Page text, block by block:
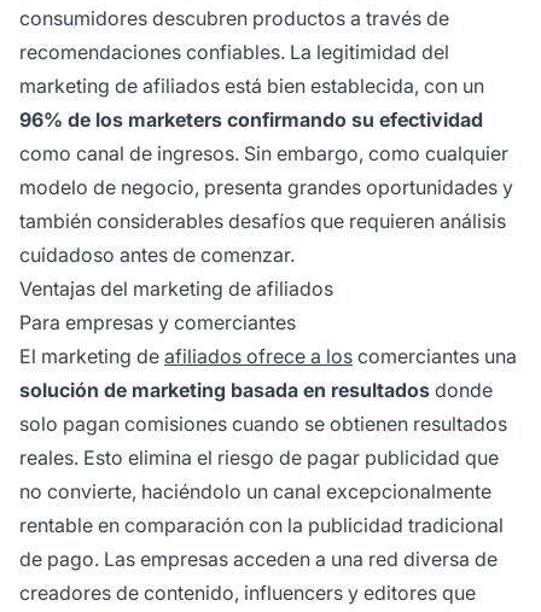
consumidores descubren productos a través de
recomendaciones confiables. La legitimidad del
marketing de afiliados está bien establecida, con un
96% de los marketers confirmando su efectividad
como canal de ingresos. Sin embargo, como cualquier
modelo de negocio, presenta grandes oportunidades y
también considerables desafíos que requieren análisis
cuidadoso antes de comenzar.
Ventajas del marketing de afiliados
Para empresas y comerciantes
El marketing de afiliados ofrece a los comerciantes una
solución de marketing basada en resultados donde
solo pagan comisiones cuando se obtienen resultados
reales. Esto elimina el riesgo de pagar publicidad que
no convierte, haciéndolo un canal excepcionalmente
rentable en comparación con la publicidad tradicional
de pago. Las empresas acceden a una red diversa de
creadores de contenido, influencers y editores que